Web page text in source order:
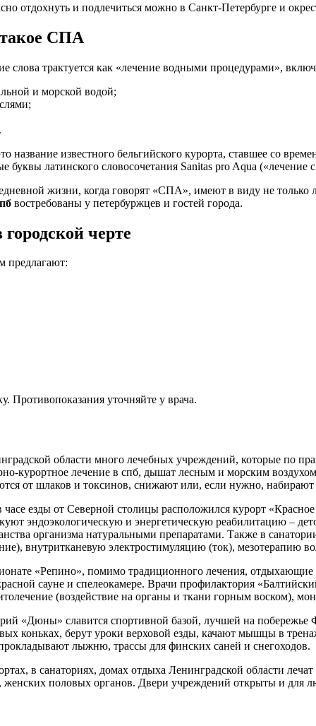
отдохнуть и подлечиться можно в Санкт-Петербурге и
СПА
слова трактуется как «лечение водными процедурами»,
и морской водой;
название известного бельгийского курорта, ставшее со
буквы латинского словосочетания Sаnitas pro Aqua
жизни, когда говорят «СПА», имеют в виду не
востребованы у петербуржцев и гостей города.
черте
предлагают:
Противопоказания уточняйте у врача.
области много лечебных учреждений, которые по
курортное лечение в спб, дышат лесным и морским
от шлаков и токсинов, снижают или, если нужно, набирают
часе езды от Северной столицы расположился курорт
эндоэкологическую и энергетическую реабилитацию –
организма натуральными препаратами. Также в
внутритканевую электростимуляцию (ток), мезотерапию
«Репино», помимо традиционного лечения,
сауне и спелеокамере. Врачи профилактория
(воздействие на органы и ткани горным воском),
«Дюны» славится спортивной базой, лучшей на побережье
коньках, берут уроки верховой езды, качают мышцы в
лыжню, трассы для финских саней и снегоходов.
в санаториях, домах отдыха Ленинградской области
половых органов. Двери учреждений открыты и для